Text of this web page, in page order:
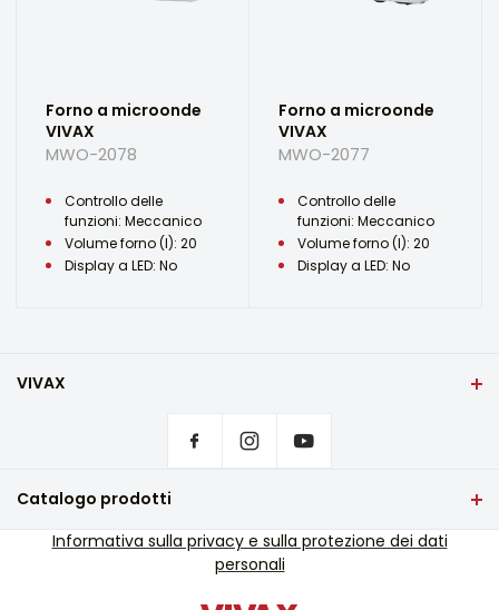
Forno a microonde
VIVAX
MWO-2078
Controllo delle
funzioni: Meccanico
Volume forno (l): 20
Display a LED: No
Forno a microonde
VIVAX
MWO-2077
Controllo delle
funzioni: Meccanico
Volume forno (l): 20
Display a LED: No
VIVAX
Dove acquistare i prodotti VIVAX?
Assistenza tecnica
Assistenza tecnica fuori garanzia
Catalogo prodotti
TV e audio
Elettrodomestici bianchi
Informativa sulla privacy e sulla protezione dei dati
personali